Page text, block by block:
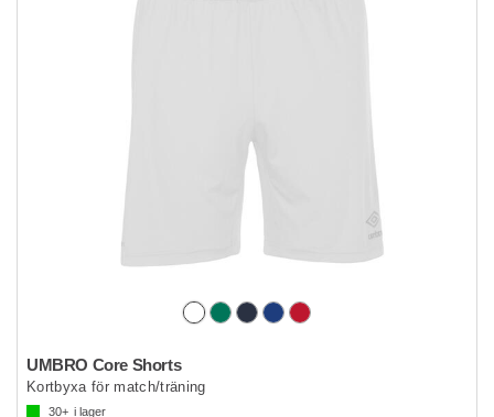
UMBRO Core Shorts
Kortbyxa för match/träning
30+ i lager